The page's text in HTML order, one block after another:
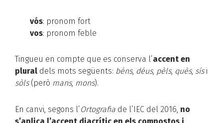
vós: pronom fort
vos: pronom feble
Tingueu en compte que es conserva l’accent en
plural dels mots següents: béns, déus, pèls, quès, sísi
sòls(però mans, mons).
En canvi, segons l’Ortografia de l’IEC del 2016, no